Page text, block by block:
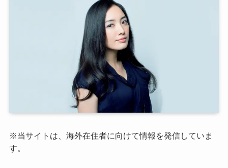
※当サイトは、海外在住者に向けて情報を発信していま
す。